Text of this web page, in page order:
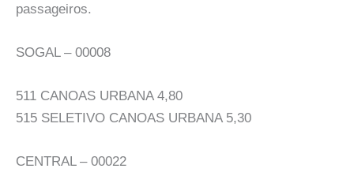
passageiros.
SOGAL – 00008
511 CANOAS URBANA 4,80
515 SELETIVO CANOAS URBANA 5,30
CENTRAL – 00022